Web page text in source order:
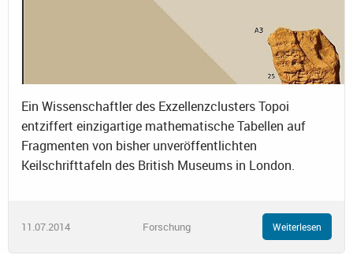
Ein Wissenschaftler des Exzellenzclusters Topoi
entziffert einzigartige mathematische Tabellen auf
Fragmenten von bisher unveröffentlichten
Keilschrifttafeln des British Museums in London.
11.07.2014 Forschung Weiterlesen